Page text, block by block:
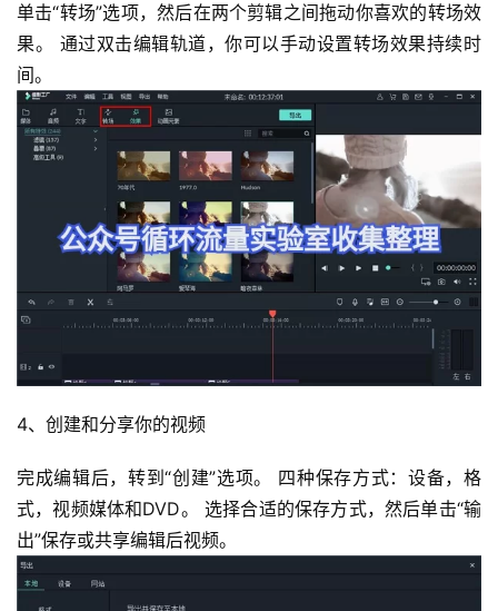
单击“转场”选项，然后在两个剪辑之间拖动你喜欢的转场效
果。 通过双击编辑轨道，你可以手动设置转场效果持续时
间。
4、创建和分享你的视频
完成编辑后，转到“创建”选项。 四种保存方式：设备，格
式，视频媒体和DVD。 选择合适的保存方式，然后单击“输
出”保存或共享编辑后视频。